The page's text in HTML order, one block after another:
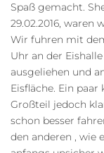
Spaß gemacht.
29.02.2016, waren
Wir fuhren mit
Uhr an der
ausgeliehen und
Eisfläche. Ein
Großteil jedoch
schon besser
den anderen , wie